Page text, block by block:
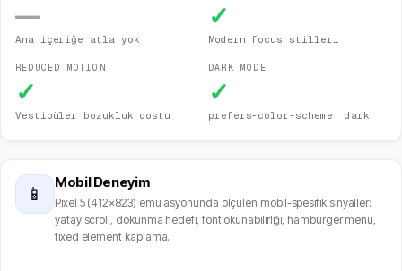
—
Ana içeriğe atla yok
✓
Modern focus stilleri
REDUCED MOTION
✓
Vestibüler bozukluk dostu
DARK MODE
✓
prefers-color-scheme: dark
📱
Mobil Deneyim
Pixel 5 (412×823) emülasyonunda ölçülen mobil-spesifik sinyaller:
yatay scroll, dokunma hedefi, font okunabilirliği, hamburger menü,
fixed element kaplama.